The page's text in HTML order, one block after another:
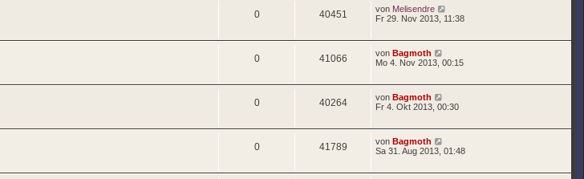
0 40451 von Melisendre
Fr 29. Nov 2013, 11:38
0 41066 von Bagmoth
Mo 4. Nov 2013, 00:15
0 40264 von Bagmoth
Fr 4. Okt 2013, 00:30
0 41789 von Bagmoth
Sa 31. Aug 2013, 01:48